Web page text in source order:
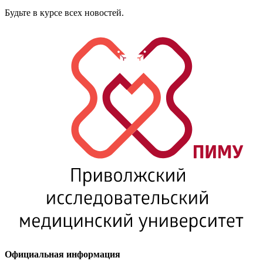
Будьте в курсе всех новостей.
Официальная информация